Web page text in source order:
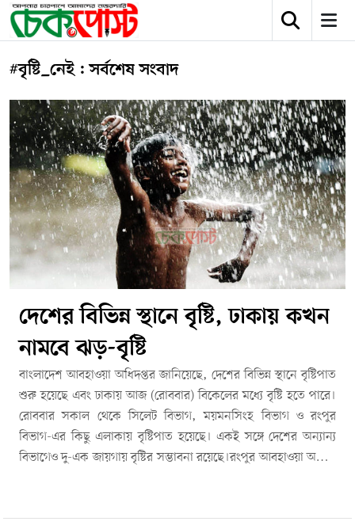
#বৃষ্টি_নেই : সর্বশেষ সংবাদ
দেশের বিভিন্ন স্থানে বৃষ্টি, ঢাকায় কখন
নামবে ঝড়-বৃষ্টি
বাংলাদেশ আবহাওয়া অধিদপ্তর জানিয়েছে, দেশের বিভিন্ন স্থানে বৃষ্টিপাত
শুরু হয়েছে এবং ঢাকায় আজ (রোববার) বিকেলের মধ্যে বৃষ্টি হতে পারে।
রোববার সকাল থেকে সিলেট বিভাগ, ময়মনসিংহ বিভাগ ও রংপুর
বিভাগ-এর কিছু এলাকায় বৃষ্টিপাত হয়েছে। একই সঙ্গে দেশের অন্যান্য
বিভাগেও দু-এক জায়গায় বৃষ্টির সম্ভাবনা রয়েছে।রংপুর আবহাওয়া অফিস
পরবর্তী ২৪ ঘণ্টার পূর্বাভাসে বলা হয়েছে, রংপুর, ময়মনসিংহ ও সিলেট